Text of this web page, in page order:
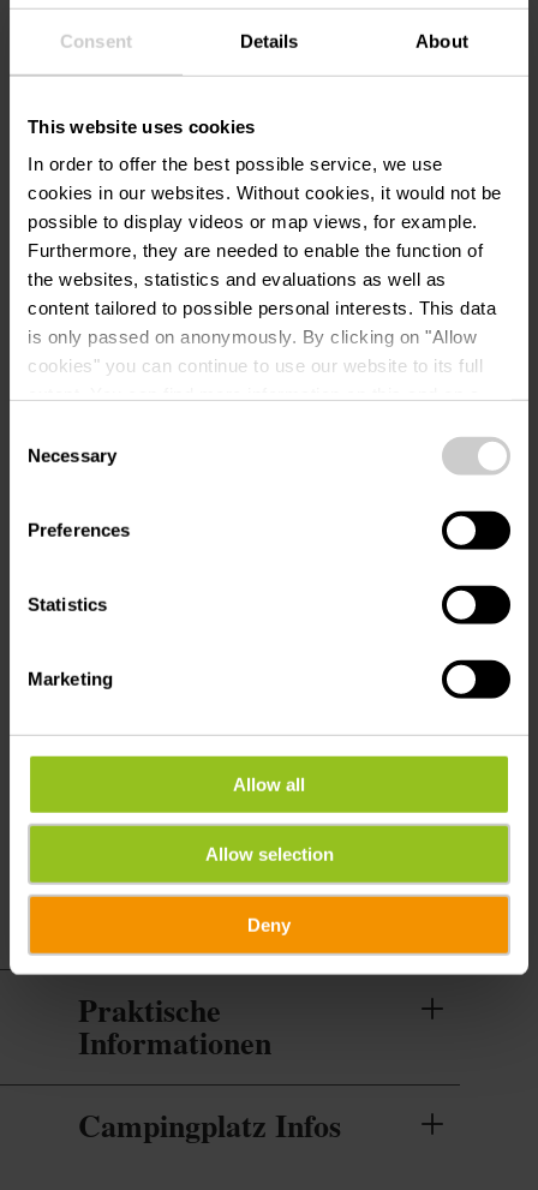
Consent Details About
This website uses cookies
In order to offer the best possible service, we use
cookies in our websites. Without cookies, it would not be
possible to display videos or map views, for example.
Furthermore, they are needed to enable the function of
the websites, statistics and evaluations as well as
content tailored to possible personal interests. This data
is only passed on anonymously. By clicking on "Allow
cookies" you can continue to use our website to its full
time.
Selection
Necessary
Preferences
Statistics
Marketing
Allow all
Allow selection
Deny
Infos Camping Platz
Bademöglichkeit im Fluss
Entsorgungsbereich für Campingtoiletten
Grauwasserentsorgung für
Wohnmobilstellplätze
Sanitäranlagen, Duschen inklusive
Langzeit-Stellplätze
Schattige Stellplätze
Leistungen
Praktische
Informationen
Campingplatz Infos